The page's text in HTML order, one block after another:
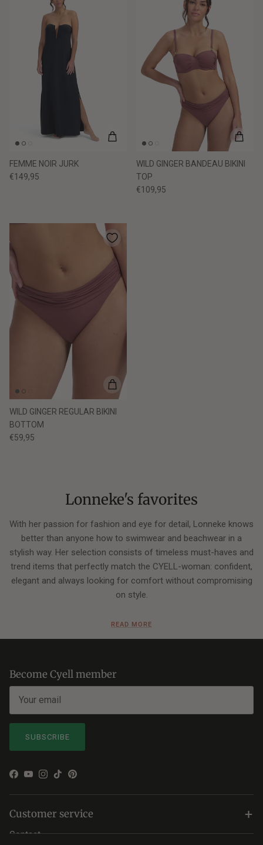
FEMME NOIR JURK
€149,95
WILD GINGER BANDEAU BIKINI
TOP
€109,95
WILD GINGER REGULAR BIKINI
BOTTOM
€59,95
Lonneke's favorites
With her passion for fashion and eye for detail, Lonneke knows
better than anyone how to swimwear and beachwear in a
stylish way. Her selection consists of timeless must-haves and
trend items that perfectly match the CYELL-woman: confident,
elegant and always looking for comfort without compromising
on style.
READ MORE
Become Cyell member
SUBSCRIBE
Facebook
YouTubeInstagram
TikTokPinterest
Customer service +
Contact